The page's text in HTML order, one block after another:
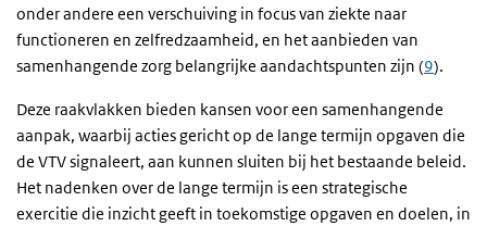
onder andere een verschuiving in focus van ziekte naar
functioneren en zelfredzaamheid, en het aanbieden van
samenhangende zorg belangrijke aandachtspunten zijn (9).
Deze raakvlakken bieden kansen voor een samenhangende
aanpak, waarbij acties gericht op de lange termijn opgaven die
de VTV signaleert, aan kunnen sluiten bij het bestaande beleid.
Het nadenken over de lange termijn is een strategische
exercitie die inzicht geeft in toekomstige opgaven en doelen, in